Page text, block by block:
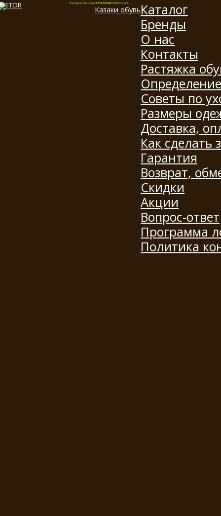
© Интернет-магазин "ETOR ОБУВЬ КАЗАКИ", 2026.
Казаки обувьКаталог
Бренды
О нас
Контакты
Растяжка
Советы по
Размеры
Доставка,
Как сделать
Гарантия
Возврат,
Скидки
Акции
Вопрос-ответ
Программа
Политика